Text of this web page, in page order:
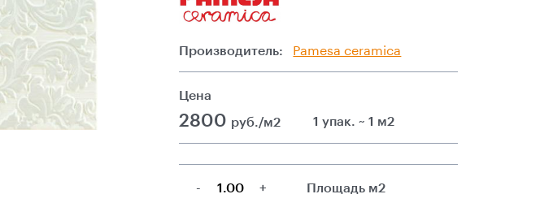
Производитель: Pamesa ceramica
Цена
2800 руб./м2 1 упак. ~ 1 м2
- + Площадь м2